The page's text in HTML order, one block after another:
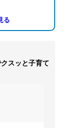
る
スッと子育て